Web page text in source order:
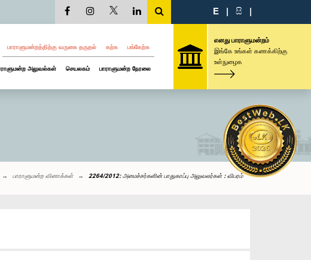
E | සි |
பாராளுமன்றத்திற்கு வருகை தருதல் கற்க பங்கேற்க
அலுவல்கள் செயலகம் பாராளுமன்ற நேரலை
எனது பாராளுமன்றம்
இங்கே உங்கள் கணக்கிற்கு
உள்நுழைக
பாராளுமன்ற வினாக்கள் 2264/2012: அமைச்சர்களின் பாதுகாப்பு அலுவலர்கள் : விபரம்